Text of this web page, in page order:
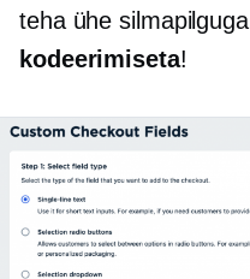
teha ühe silmapilguga
kodeerimiseta!